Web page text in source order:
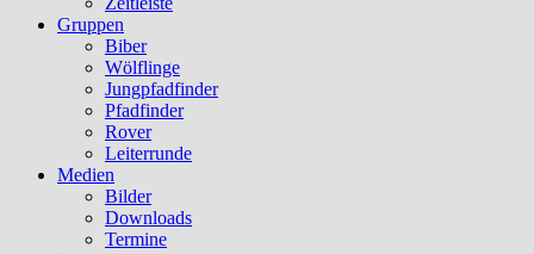
Gruppen
Biber
Wölflinge
Jungpfadfinder
Pfadfinder
Rover
Leiterrunde
Medien
Bilder
Downloads
Termine